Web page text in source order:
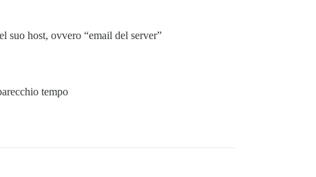
suo host, ovvero “email del server”
tempo